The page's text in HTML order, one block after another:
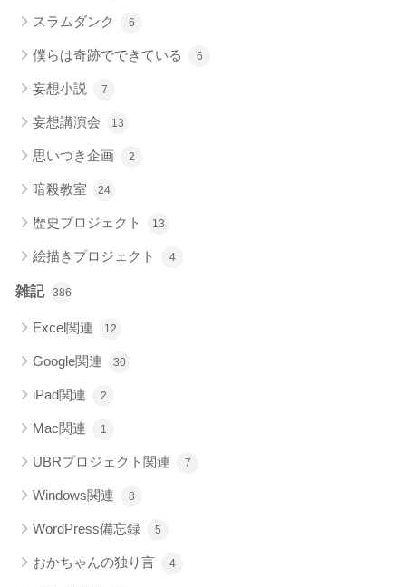
スラムダンク 6
僕らは奇跡でできている 6
妄想小説 7
妄想講演会 13
思いつき企画 2
暗殺教室 24
歴史プロジェクト 13
絵描きプロジェクト 4
雑記 386
Excel関連 12
Google関連 30
iPad関連 2
Mac関連 1
UBRプロジェクト関連 7
Windows関連 8
WordPress備忘録 5
おかちゃんの独り言 4